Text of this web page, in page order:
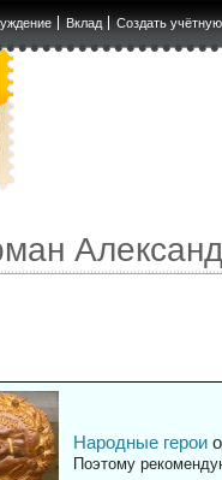
Вклад Создать
Народные герои
Поэтому